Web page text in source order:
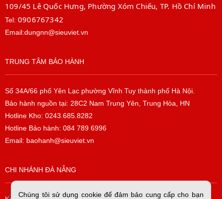
109/45 Lê Quốc Hưng, Phường Xóm Chiếu, TP. Hồ Chí Minh
Tel: 0906767342
Email:dungnn@sieuviet.vn
TRUNG TÂM BẢO HÀNH
Số 34A/66 phố Yên Lạc phường Vĩnh Tuy thành phố Hà Nội.
Bảo hành nguồn tại: 28C2 Nam Trung Yên, Trung Hòa, HN
Hotline Kho: 0243.685.8282
Hotline Bảo hành: 084 789 6996
Email: baohanh@sieuviet.vn
CHI NHÁNH ĐÀ NẴNG
Chúng tôi sử dụng cookie để đảm bảo cung cấp cho bạn